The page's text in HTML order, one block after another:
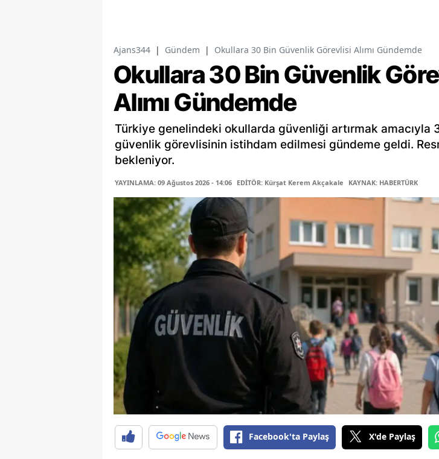
Ajans344 | Gündem | Okullara 30 Bin Güvenlik Görevlisi Alımı Gündemde
Okullara 30 Bin Güvenlik
Alımı Gündemde
Türkiye genelindeki okullarda güvenliği artırmak amacıyla
güvenlik görevlisinin istihdam edilmesi gündeme geldi.
bekleniyor.
YAYINLAMA: 09 Ağustos 2026 - 14:06 EDİTÖR: Kürşat Kerem Akçakale KAYNAK: HABERTÜRK
Facebook'ta Paylaş X'de Paylaş